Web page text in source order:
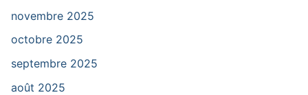
novembre 2025
octobre 2025
septembre 2025
août 2025